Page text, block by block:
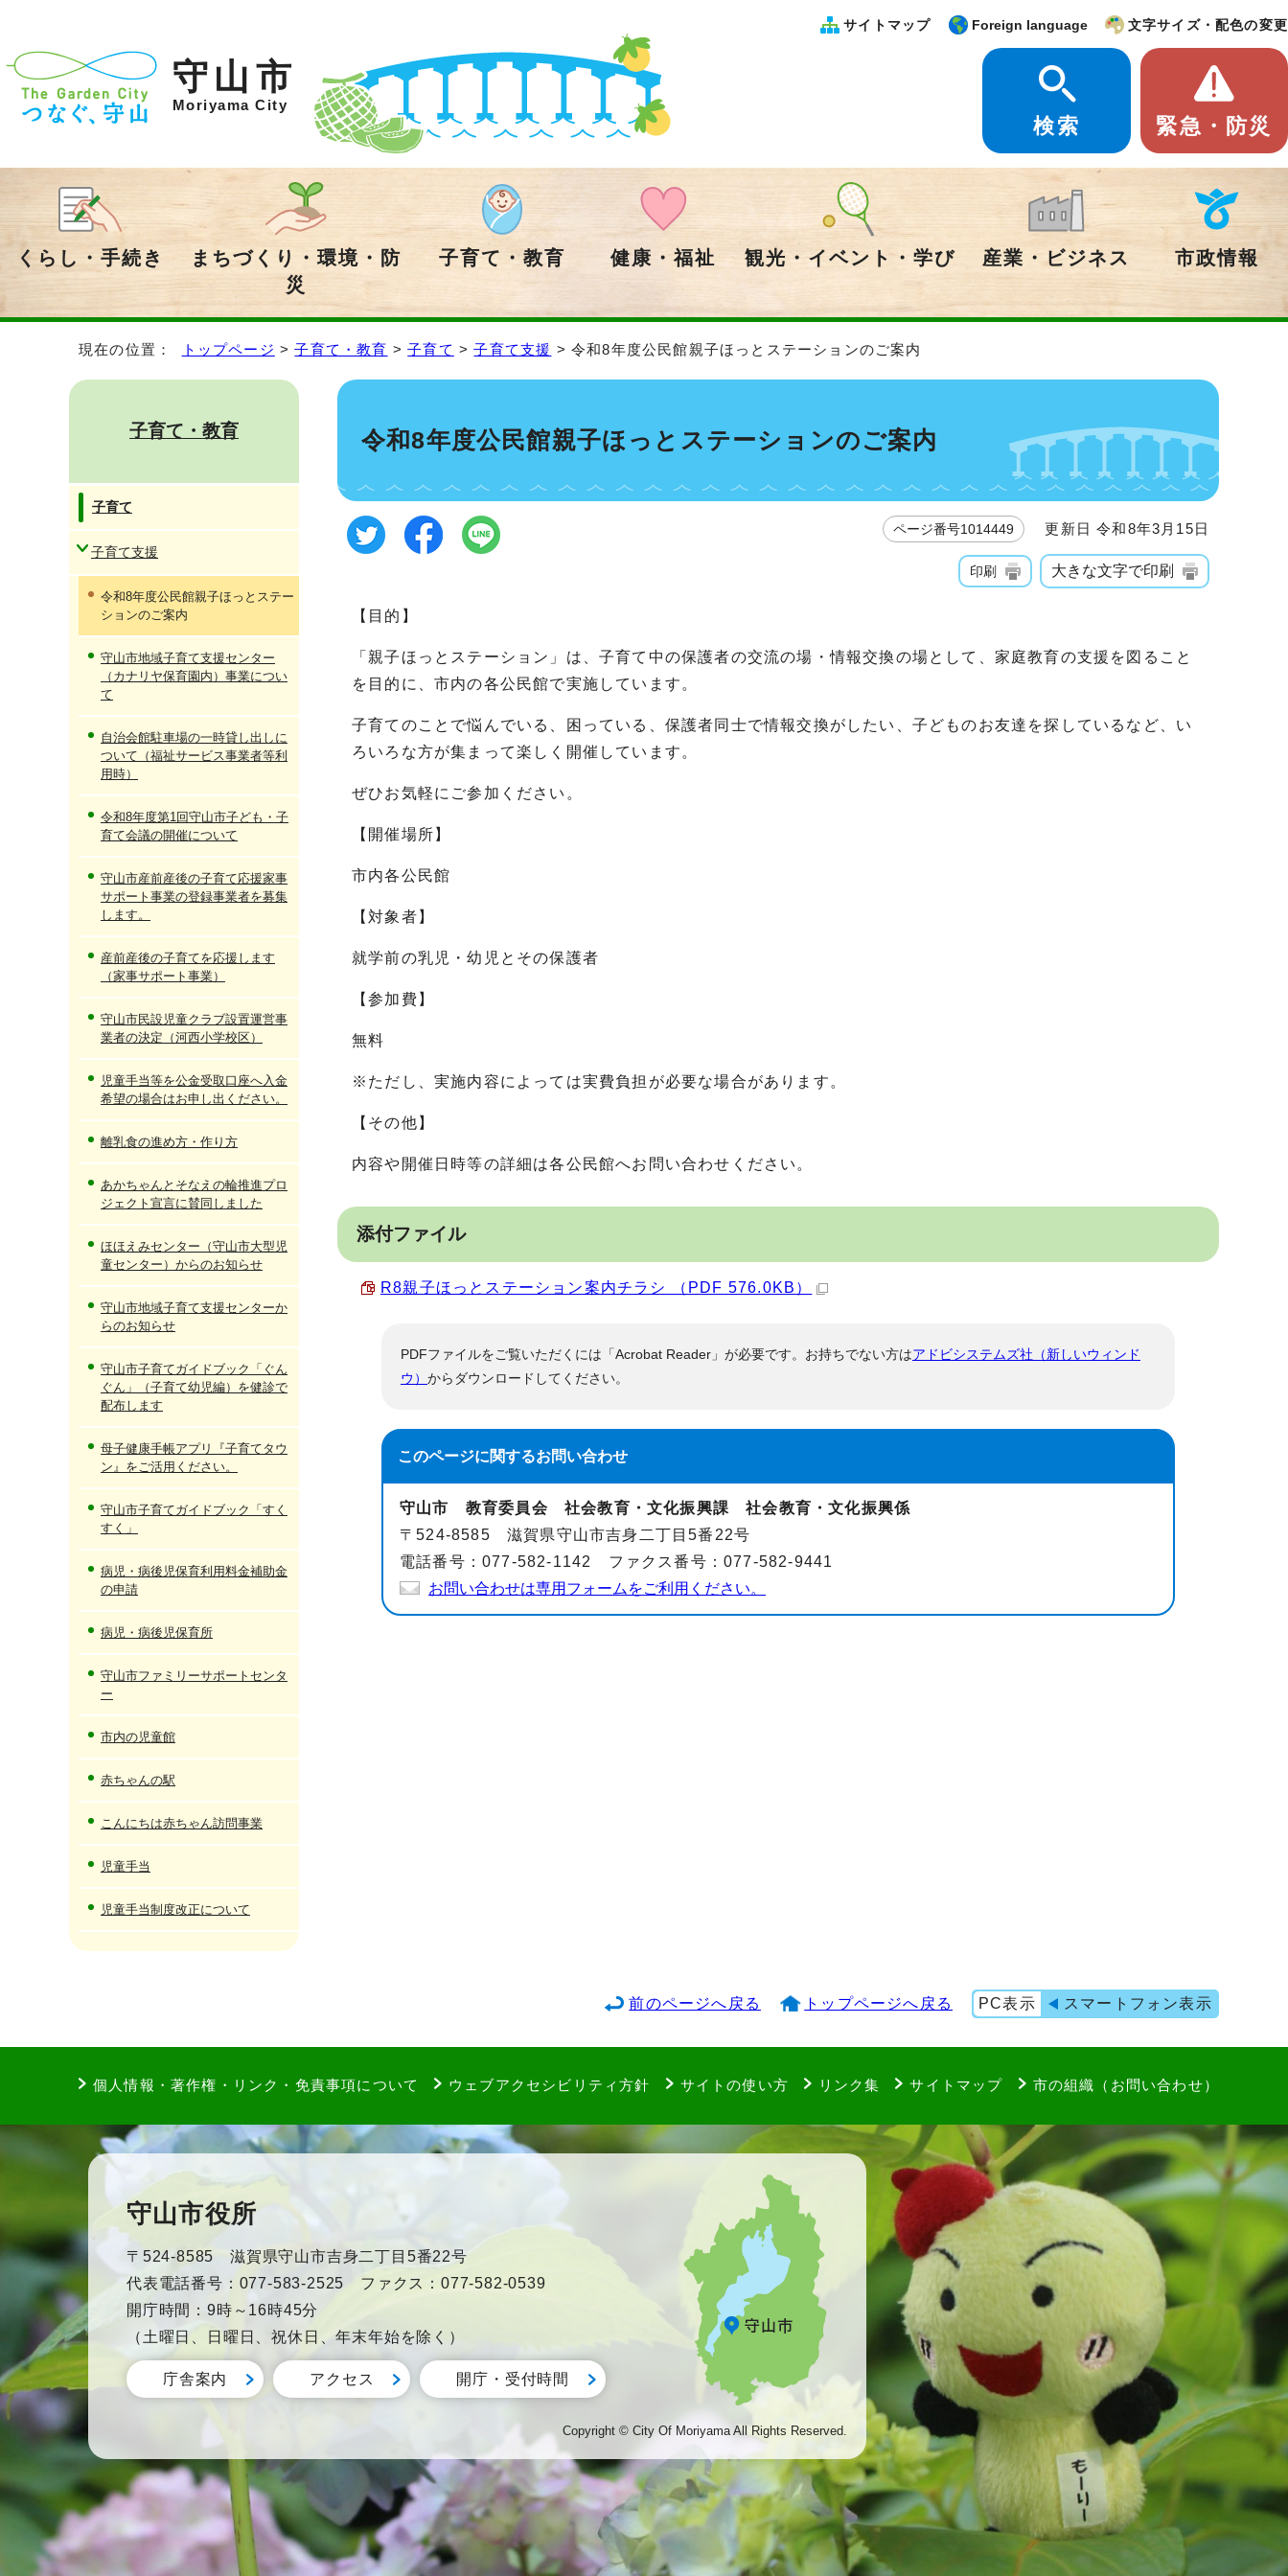
守山市
Moriyama City
サイトマップ Foreign language 文字サイズ・配色の変更
検索 緊急・防災
くらし・手続き
まちづくり・環境・防
災
子育て・教育 健康・福祉 観光・イベント・学び 産業・ビジネス 市政情報
現在の位置： トップページ >子育て・教育 >子育て >子育て支援 > 令和8年度公民館親子ほっとステーションのご案内
令和8年度公民館親子ほっとステーションのご案内
ページ番号1014449 更新日 令和8年3月15日
印刷 大きな文字で印刷
【目的】
「親子ほっとステーション」は、子育て中の保護者の交流の場・情報交換の場として、家庭教育の支援を図ること
を目的に、市内の各公民館で実施しています。
子育てのことで悩んでいる、困っている、保護者同士で情報交換がしたい、子どものお友達を探しているなど、い
ろいろな方が集まって楽しく開催しています。
ぜひお気軽にご参加ください。
【開催場所】
市内各公民館
【対象者】
就学前の乳児・幼児とその保護者
【参加費】
無料
※ただし、実施内容によっては実費負担が必要な場合があります。
【その他】
内容や開催日時等の詳細は各公民館へお問い合わせください。
添付ファイル
R8親子ほっとステーション案内チラシ （PDF 576.0KB）
PDFファイルをご覧いただくには「Acrobat Reader」が必要です。お持ちでない方はアドビシステムズ社（新しいウィンド
ウ） からダウンロードしてください。
このページに関するお問い合わせ
守山市 教育委員会 社会教育・文化振興課 社会教育・文化振興係
〒524-8585 滋賀県守山市吉身二丁目5番22号
電話番号：077-582-1142 ファクス番号：077-582-9441
お問い合わせは専用フォームをご利用ください。
子育て・教育
子育て
子育て支援
令和8年度公民館親子ほっとステー
ションのご案内
守山市地域子育て支援センター
（カナリヤ保育園内）事業につい
て
自治会館駐車場の一時貸し出しに
ついて（福祉サービス事業者等利
用時）
令和8年度第1回守山市子ども・子
育て会議の開催について
守山市産前産後の子育て応援家事
サポート事業の登録事業者を募集
します。
産前産後の子育てを応援します
（家事サポート事業）
守山市民設児童クラブ設置運営事
業者の決定（河西小学校区）
児童手当等を公金受取口座へ入金
希望の場合はお申し出ください。
離乳食の進め方・作り方
あかちゃんとそなえの輪推進プロ
ジェクト宣言に賛同しました
ほほえみセンター（守山市大型児
童センター）からのお知らせ
守山市地域子育て支援センターか
らのお知らせ
守山市子育てガイドブック「ぐん
ぐん」（子育て幼児編）を健診で
配布します
母子健康手帳アプリ『子育てタウ
ン』をご活用ください。
守山市子育てガイドブック「すく
すく」
病児・病後児保育利用料金補助金
の申請
病児・病後児保育所
守山市ファミリーサポートセンタ
ー
市内の児童館
赤ちゃんの駅
こんにちは赤ちゃん訪問事業
児童手当
児童手当制度改正について
前のページへ戻る トップページへ戻る PC表示 スマートフォン表示
個人情報・著作権・リンク・免責事項について ウェブアクセシビリティ方針 サイトの使い方 リンク集 サイトマップ 市の組織（お問い合わせ）
守山市役所
〒524-8585 滋賀県守山市吉身二丁目5番22号
代表電話番号：077-583-2525 ファクス：077-582-0539
開庁時間：9時～16時45分
（土曜日、日曜日、祝休日、年末年始を除く）
庁舎案内 アクセス 開庁・受付時間
Copyright © City Of Moriyama All Rights Reserved.